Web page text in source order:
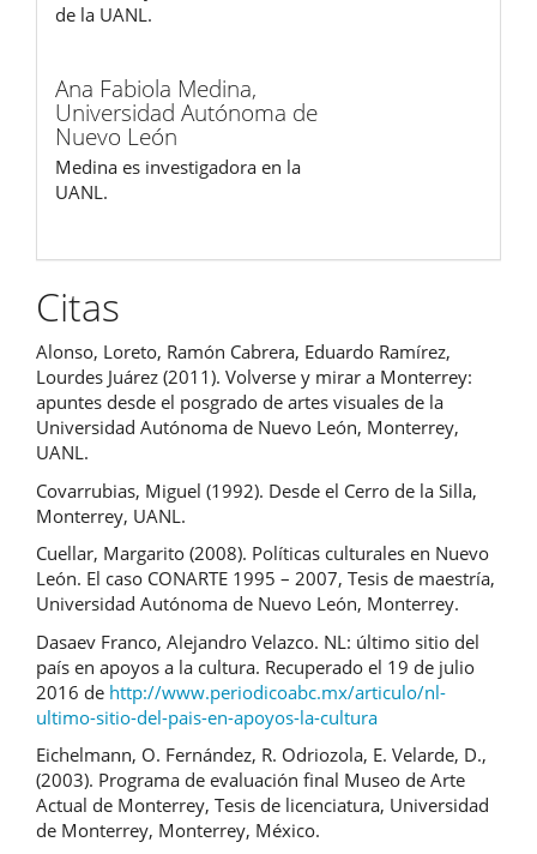
de la UANL.
Ana Fabiola Medina,
Universidad Autónoma de
Nuevo León
Medina es investigadora en la
UANL.
Citas
Alonso, Loreto, Ramón Cabrera, Eduardo Ramírez,
Lourdes Juárez (2011). Volverse y mirar a Monterrey:
apuntes desde el posgrado de artes visuales de la
Universidad Autónoma de Nuevo León, Monterrey,
UANL.
Covarrubias, Miguel (1992). Desde el Cerro de la Silla,
Monterrey, UANL.
Cuellar, Margarito (2008). Políticas culturales en Nuevo
León. El caso CONARTE 1995 – 2007, Tesis de maestría,
Universidad Autónoma de Nuevo León, Monterrey.
Dasaev Franco, Alejandro Velazco. NL: último sitio del
país en apoyos a la cultura. Recuperado el 19 de julio
2016 de http://www.periodicoabc.mx/articulo/nl-
ultimo-sitio-del-pais-en-apoyos-la-cultura
Eichelmann, O. Fernández, R. Odriozola, E. Velarde, D.,
(2003). Programa de evaluación final Museo de Arte
Actual de Monterrey, Tesis de licenciatura, Universidad
de Monterrey, Monterrey, México.